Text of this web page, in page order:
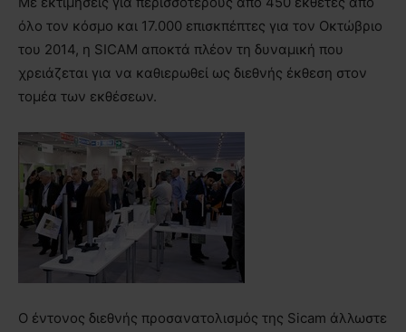
όλο τον κόσμο και 17.000 επισκπέπτες για τον Οκτώβριο
του 2014, η SICAM αποκτά πλέον τη δυναμική που
χρειάζεται για να καθιερωθεί ως διεθνής έκθεση στον
τομέα των εκθέσεων.
Ο έντονος διεθνής προσανατολισμός της Sicam άλλωστε